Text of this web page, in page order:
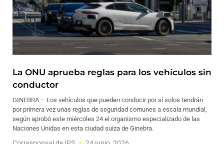
La ONU aprueba reglas para los vehículos sin
conductor
GINEBRA – Los vehículos que pueden conducir por sí solos tendrán
por primera vez unas reglas de seguridad comunes a escala mundial,
según aprobó este miércoles 24 el organismo especializado de las
Naciones Unidas en esta ciudad suiza de Ginebra.